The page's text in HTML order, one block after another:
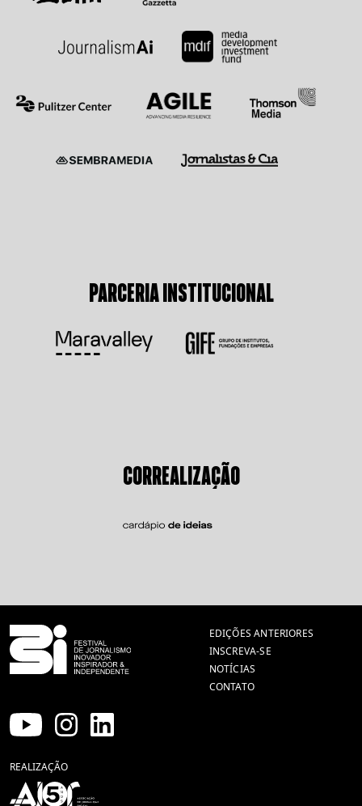
PARCERIA INSTITUCIONAL
CORREALIZAÇÃO
REALIZAÇÃO
EDIÇÕES ANTERIORES
INSCREVA-SE
NOTÍCIAS
CONTATO